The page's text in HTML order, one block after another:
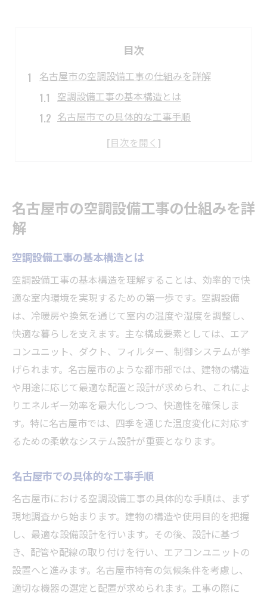
目次
名古屋市の空調設備工事の仕組みを詳解
空調設備工事の基本構造とは
名古屋市での具体的な工事手順
工事の進行を支える最新技術
環境に配慮した設備工事の取り組み
空調設備工事で名古屋市の快適生活を実現
名古屋市での生活を支える設備の選び方
工事がもたらす快適生活の効果とは
実際の工事例とその効果を検証
名古屋市での工事による環境改善事例
工事の成功が名古屋市民の生活を変える
空調設備工事の基本と名古屋市での活用法
空調設備工事の基礎知識を学ぶ
名古屋市特有の工事ニーズに応える方法
工事の基本事項をプロが解説
名古屋市での工事活用法を知る
空調設備工事の地域密着型アプローチ
名古屋市で安心できる空調設備工事の選び方
信頼できる空調設備業者の見分け方
安心のための業者選定ポイント
名古屋市で評判の良い業者を探す方法
業者の実績と信頼性を調査する
名古屋市の空調設備工事の仕組みを詳
解
空調設備工事の基本構造とは
空調設備工事の基本構造を理解することは、効率的で快
適な室内環境を実現するための第一歩です。空調設備
は、冷暖房や換気を通じて室内の温度や湿度を調整し、
快適な暮らしを支えます。主な構成要素としては、エア
コンユニット、ダクト、フィルター、制御システムが挙
げられます。名古屋市のような都市部では、建物の構造
や用途に応じて最適な配置と設計が求められ、これによ
りエネルギー効率を最大化しつつ、快適性を確保しま
す。特に名古屋市では、四季を通じた温度変化に対応す
るための柔軟なシステム設計が重要となります。
名古屋市での具体的な工事手順
名古屋市における空調設備工事の具体的な手順は、まず
現地調査から始まります。建物の構造や使用目的を把握
し、最適な設備設計を行います。その後、設計に基づ
き、配管や配線の取り付けを行い、エアコンユニットの
設置へと進みます。名古屋市特有の気候条件を考慮し、
適切な機器の選定と配置が求められます。工事の際に